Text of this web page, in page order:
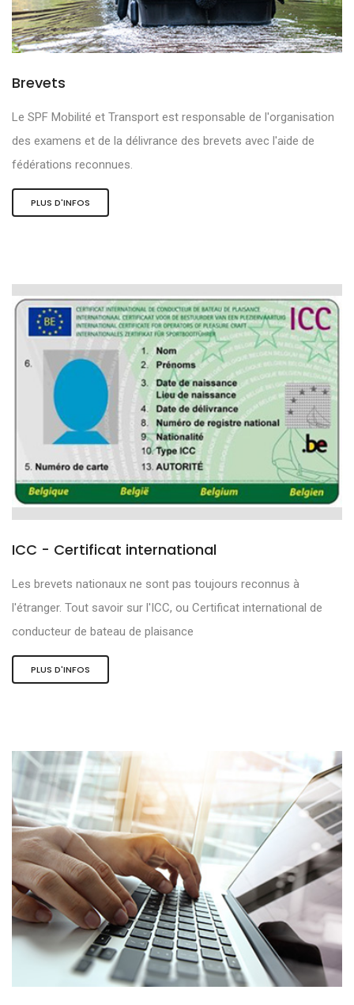
Brevets
Le SPF Mobilité et Transport est responsable de l'organisation
des examens et de la délivrance des brevets avec l'aide de
fédérations reconnues.
PLUS D'INFOS
ICC - Certificat international
Les brevets nationaux ne sont pas toujours reconnus à
l'étranger. Tout savoir sur l'ICC, ou Certificat international de
conducteur de bateau de plaisance
PLUS D'INFOS